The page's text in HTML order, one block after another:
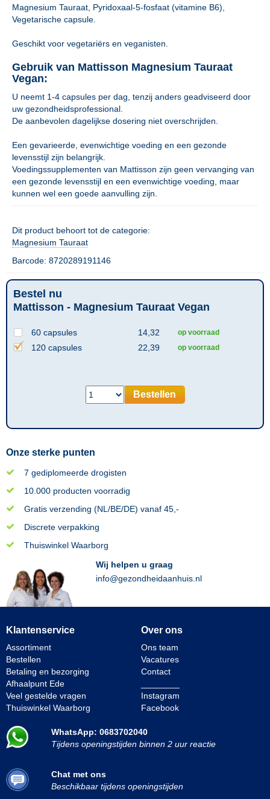
Magnesium Tauraat, Pyridoxaal-5-fosfaat (vitamine B6),
Vegetarische capsule.
Geschikt voor vegetariërs en veganisten.
Gebruik van Mattisson Magnesium Tauraat
Vegan:
U neemt 1-4 capsules per dag, tenzij anders geadviseerd door
uw gezondheidsprofessional.
De aanbevolen dagelijkse dosering niet overschrijden.
Een gevarieerde, evenwichtige voeding en een gezonde
levensstijl zijn belangrijk.
Voedingssupplementen van Mattisson zijn geen vervanging van
een gezonde levensstijl en een evenwichtige voeding, maar
kunnen wel een goede aanvulling zijn.
Dit product behoort tot de categorie:
Magnesium Tauraat
Barcode: 8720289191146
Bestel nu
Mattisson - Magnesium Tauraat Vegan
60 capsules 14,32 op voorraad
120 capsules 22,39 op voorraad
Bestellen
Onze sterke punten
7 gediplomeerde drogisten
10.000 producten voorradig
Gratis verzending (NL/BE/DE) vanaf 45,-
Discrete verpakking
Thuiswinkel Waarborg
Wij helpen u graag
info@gezondheidaanhuis.nl
Klantenservice
Assortiment
Bestellen
Betaling en bezorging
Afhaalpunt Ede
Veel gestelde vragen
Thuiswinkel Waarborg
Over ons
Ons team
Vacatures
Contact
Instagram
Facebook
WhatsApp: 0683702040
Tijdens openingstijden binnen 2 uur reactie
Chat met ons
Beschikbaar tijdens openingstijden